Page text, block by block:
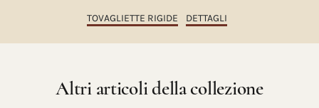
TOVAGLIETTE RIGIDE DETTAGLI
Altri articoli della collezione